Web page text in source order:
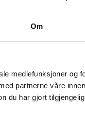
Om
mediefunksjoner og
partnerne våre innen
du har gjort